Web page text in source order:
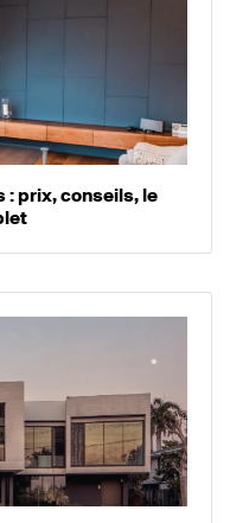
: prix, conseils, le